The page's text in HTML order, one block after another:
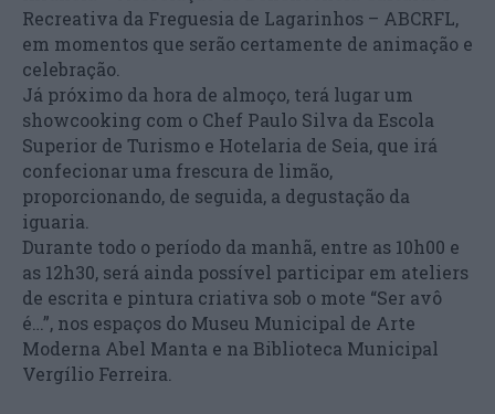
Recreativa da Freguesia de Lagarinhos – ABCRFL,
em momentos que serão certamente de animação e
celebração.
Já próximo da hora de almoço, terá lugar um
showcooking com o Chef Paulo Silva da Escola
Superior de Turismo e Hotelaria de Seia, que irá
confecionar uma frescura de limão,
proporcionando, de seguida, a degustação da
iguaria.
Durante todo o período da manhã, entre as 10h00 e
as 12h30, será ainda possível participar em ateliers
de escrita e pintura criativa sob o mote “Ser avô
é…”, nos espaços do Museu Municipal de Arte
Moderna Abel Manta e na Biblioteca Municipal
Vergílio Ferreira.